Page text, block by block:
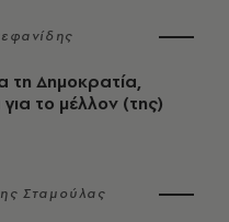
τη Δημοκρατία,
το μέλλον (της)
Σταμούλας